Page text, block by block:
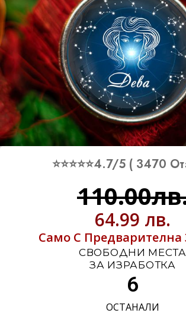
⭐⭐⭐⭐⭐4.7/5 ( 3470
64.99 лв.
Само С Предварителна
СВОБОДНИ МЕСТА
ЗА ИЗРАБОТКА
ОСТАНАЛИ
6